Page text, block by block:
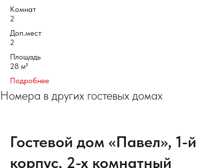
Комнат
2
Доп.мест
2
Площадь
28 м²
Подробнее
Номера в других гостевых домах
Гостевой дом «Павел», 1-й
корпус, 2-х комнатный